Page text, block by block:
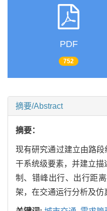
PDF
752
摘要/Abstract
摘要：
现有研究通过建立由路
干系统级要素，并建立
制、错峰出行、出行距
架，在交通运行分析及